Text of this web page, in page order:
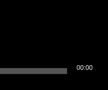
00:00